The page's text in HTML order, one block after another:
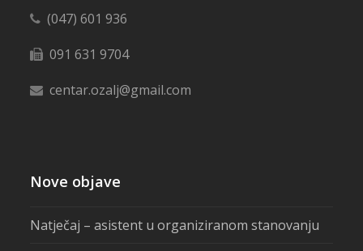
(047) 601 936
091 631 9704
centar.ozalj@gmail.com
Nove objave
Natječaj – asistent u organiziranom stanovanju